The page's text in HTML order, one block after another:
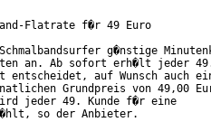
Flatrate f�r 49 Euro
g�nstige
an. Ab sofort erh�lt jeder
auf Wunsch auch
Grundpreis von 49,00
jeder 49. Kunde f�r eine
so der Anbieter.